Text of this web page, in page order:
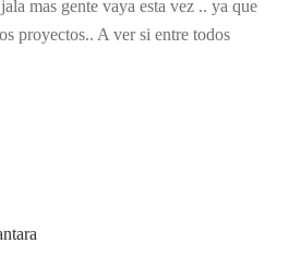
mas gente vaya esta vez .. ya que
proyectos.. A ver si entre todos